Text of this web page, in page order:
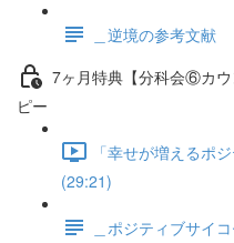
＿逆境の参考文献
7ヶ月特典【分科会⑥カ
ピー
「幸せが増えるポ
(29:21)
＿ポジティブサイ